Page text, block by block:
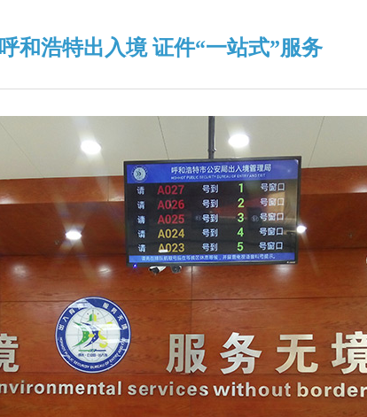
呼和浩特出入境 证件“一站式”服务